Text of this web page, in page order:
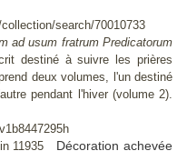
search/70010733
ad usum fratrum Predicatorum
destiné à suivre les prières
deux volumes, l'un destiné
pendant l'hiver (volume 2).
11935
Décoration achevée